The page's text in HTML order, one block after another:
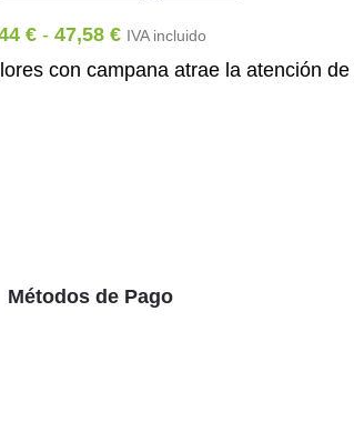
€ - 47,58 € IVA incluido
con campana atrae la atención
Métodos de Pago